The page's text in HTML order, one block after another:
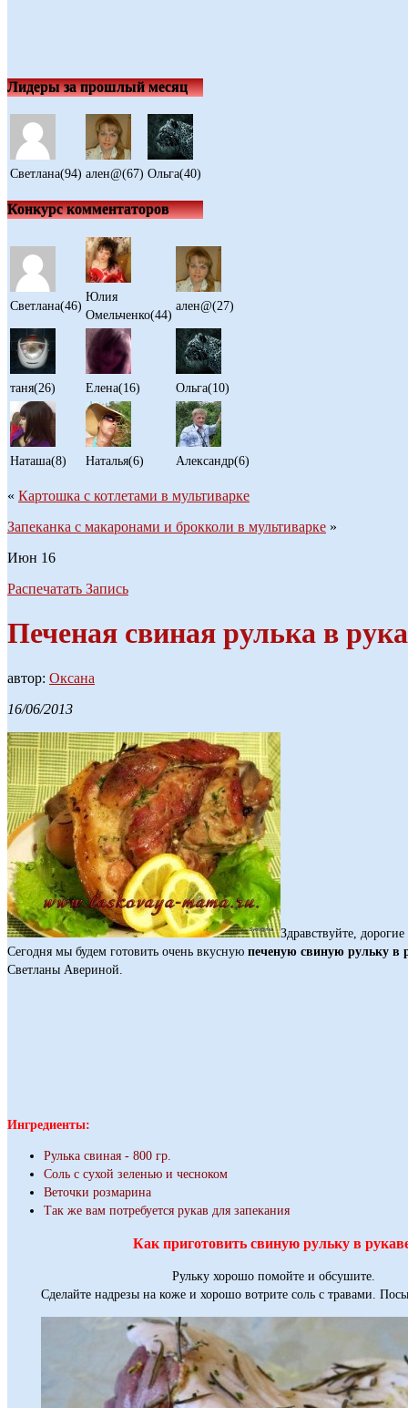
Лидеры за прошлый месяц
Светлана(94) ален@(67) Ольга(40)
Конкурс комментаторов
Светлана(46)
Юлия
Омельченко(44)
ален@(27)
таня(26) Елена(16) Ольга(10)
Наташа(8) Наталья(6) Александр(6)
« Картошка с котлетами в мультиварке
Запеканка с макаронами и брокколи в мультиварке »
Июн 16
Распечатать Запись
Печеная свиная рулька в
автор: Оксана
16/06/2013
Здравствуйте,
Сегодня мы будем готовить очень вкусную печеную свиную рульку в
Светланы Авериной.
Ингредиенты:
Рулька свиная - 800 гр.
Соль с сухой зеленью и чесноком
Веточки розмарина
Так же вам потребуется рукав для запекания
Как приготовить свиную рульку в
Рульку хорошо помойте и обсушите.
Сделайте надрезы на коже и хорошо вотрите соль с травами.